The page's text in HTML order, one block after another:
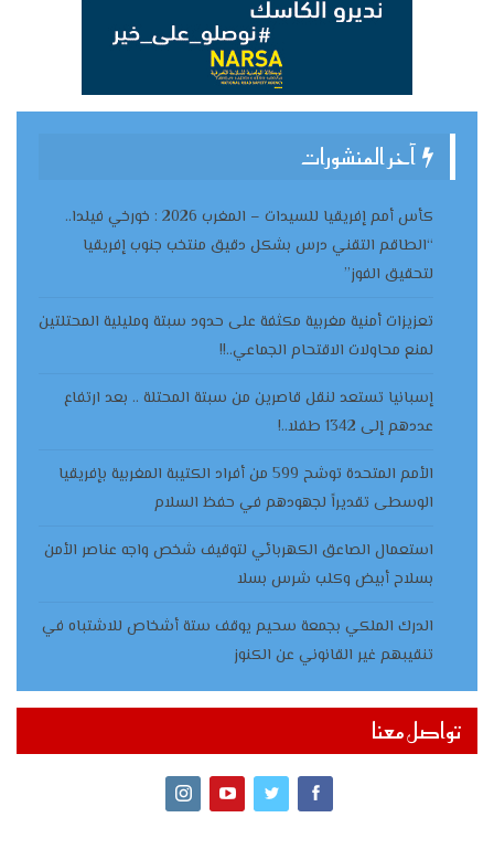
آخر المنشورات
كأس أمم إفريقيا للسيدات – المغرب 2026 : خورخي فيلدا..
“الطاقم التقني درس بشكل دقيق منتخب جنوب إفريقيا
لتحقيق الفوز”
تعزيزات أمنية مغربية مكثفة على حدود سبتة ومليلية المحتلتين
لمنع محاولات الاقتحام الجماعي..!!
إسبانيا تستعد لنقل قاصرين من سبتة المحتلة .. بعد ارتفاع
عددهم إلى 1342 طفلا..!
الأمم المتحدة توشح 599 من أفراد الكتيبة المغربية بإفريقيا
الوسطى تقديراً لجهودهم في حفظ السلام
استعمال الصاعق الكهربائي لتوقيف شخص واجه عناصر الأمن
بسلاح أبيض وكلب شرس بسلا
الدرك الملكي بجمعة سحيم يوقف ستة أشخاص للاشتباه في
تنقيبهم غير القانوني عن الكنوز
تواصل معنا